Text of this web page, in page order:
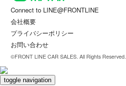
Connect to LINE@FRONTLINE
会社概要
プライバシーポリシー
お問い合わせ
©FRONT LINE CAR SALES. All Rights Reserved.
toggle navigation